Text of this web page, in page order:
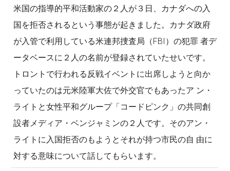
米国の指導的平和活動家の２人が３日、カナダへの入
国を拒否されるという事態が起きました。カナダ政府
が入管で利用している米連邦捜査局（FBI）の犯罪 者デ
ータベースに２人の名前が登録されていたせいです。
トロントで行われる反戦イベントに出席しようと向か
っていたのは元米陸軍大佐で外交官でもあったア ン・
ライトと女性平和グループ「コードピンク」の共同創
設者メディア・ベンジャミンの２人です。そのアン・
ライトに入国拒否のもようとそれが持つ市民の自 由に
対する意味について話してもらいます。